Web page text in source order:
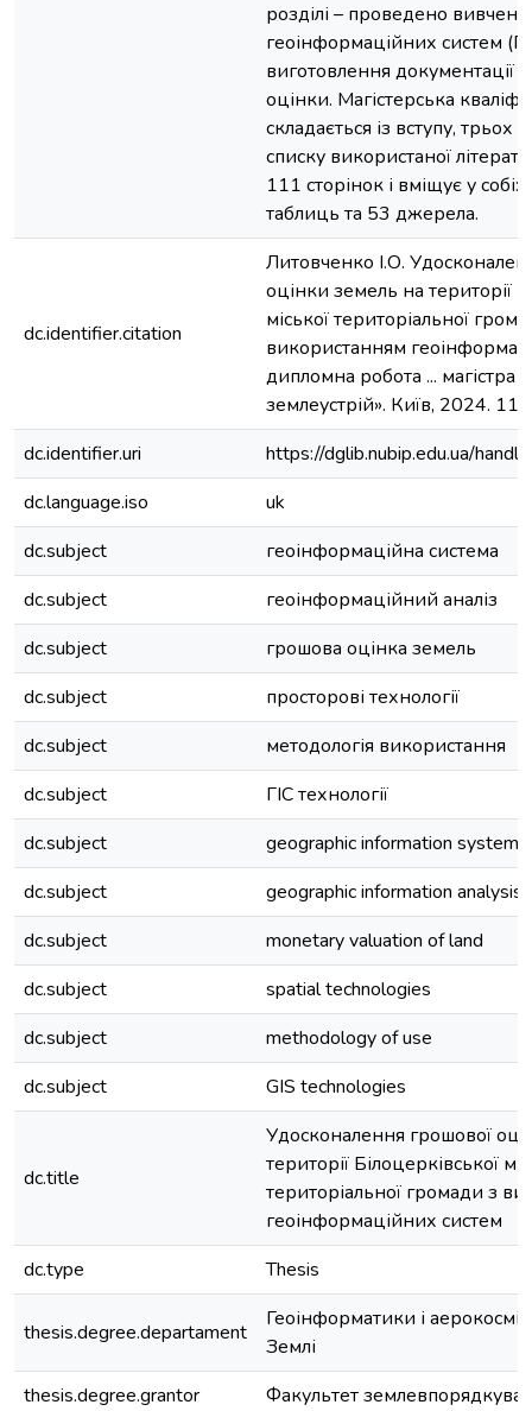
розділі – проведено
геоінформаційних систем
виготовлення документації
оцінки. Магістерська
складається із вступу, трьох
списку використаної
111 сторінок і вміщує у
таблиць та 53 джерела.
dc.identifier.citation
Литовченко І.О.
оцінки земель на території
міської територіальної
використанням
дипломна робота ... магістра :
землеустрій». Київ, 2024. 111
dc.identifier.uri
https://dglib.nubip.edu.ua/
dc.language.iso
uk
dc.subject
геоінформаційна система
dc.subject
геоінформаційний аналіз
dc.subject
грошова оцінка земель
dc.subject
просторові технології
dc.subject
методологія використання
dc.subject
ГІС технології
dc.subject
geographic information system
dc.subject
geographic information analysis
dc.subject
monetary valuation of land
dc.subject
spatial technologies
dc.subject
methodology of use
dc.subject
GIS technologies
dc.title
Удосконалення грошової
території Білоцерківської
територіальної громади з
геоінформаційних систем
dc.type
Thesis
thesis.degree.departament
Геоінформатики і
Землі
thesis.degree.grantor
Факультет